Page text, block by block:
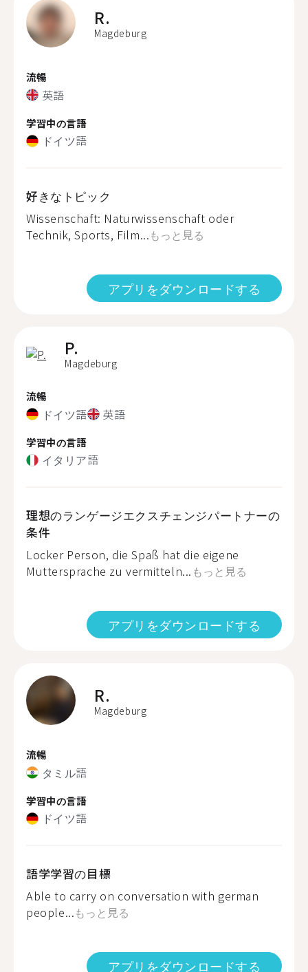
R.
Magdeburg
流暢
英語
学習中の言語
ドイツ語
好きなトピック
Wissenschaft: Naturwissenschaft oder
Technik, Sports, Film...もっと見る
アプリをダウンロードする
P.
Magdeburg
流暢
ドイツ語 英語
学習中の言語
イタリア語
理想のランゲージエクスチェンジパートナーの
条件
Locker Person, die Spaß hat die eigene
Muttersprache zu vermitteln... もっと見る
アプリをダウンロードする
R.
Magdeburg
流暢
タミル語
学習中の言語
ドイツ語
語学学習の目標
Able to carry on conversation with german
people...もっと見る
アプリをダウンロードする